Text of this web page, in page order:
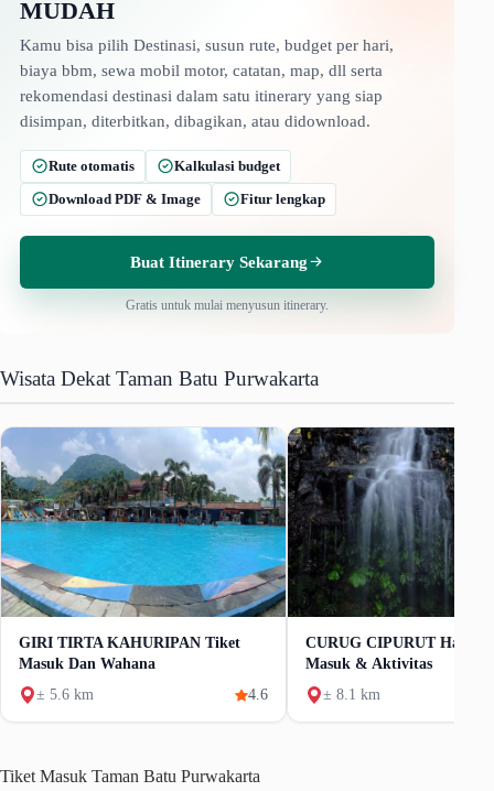
MUDAH
Kamu bisa pilih Destinasi, susun rute, budget per hari,
biaya bbm, sewa mobil motor, catatan, map, dll serta
rekomendasi destinasi dalam satu itinerary yang siap
disimpan, diterbitkan, dibagikan, atau didownload.
Rute otomatis
Kalkulasi budget
Download PDF & Image
Fitur lengkap
Buat Itinerary Sekarang
Gratis untuk mulai menyusun itinerary.
Wisata Dekat Taman Batu Purwakarta
GIRI TIRTA KAHURIPAN Tiket
Masuk Dan Wahana
± 5.6 km
4.6
CURUG CIPURUT Harga
Masuk & Aktivitas
± 8.1 km
Tiket Masuk Taman Batu Purwakarta